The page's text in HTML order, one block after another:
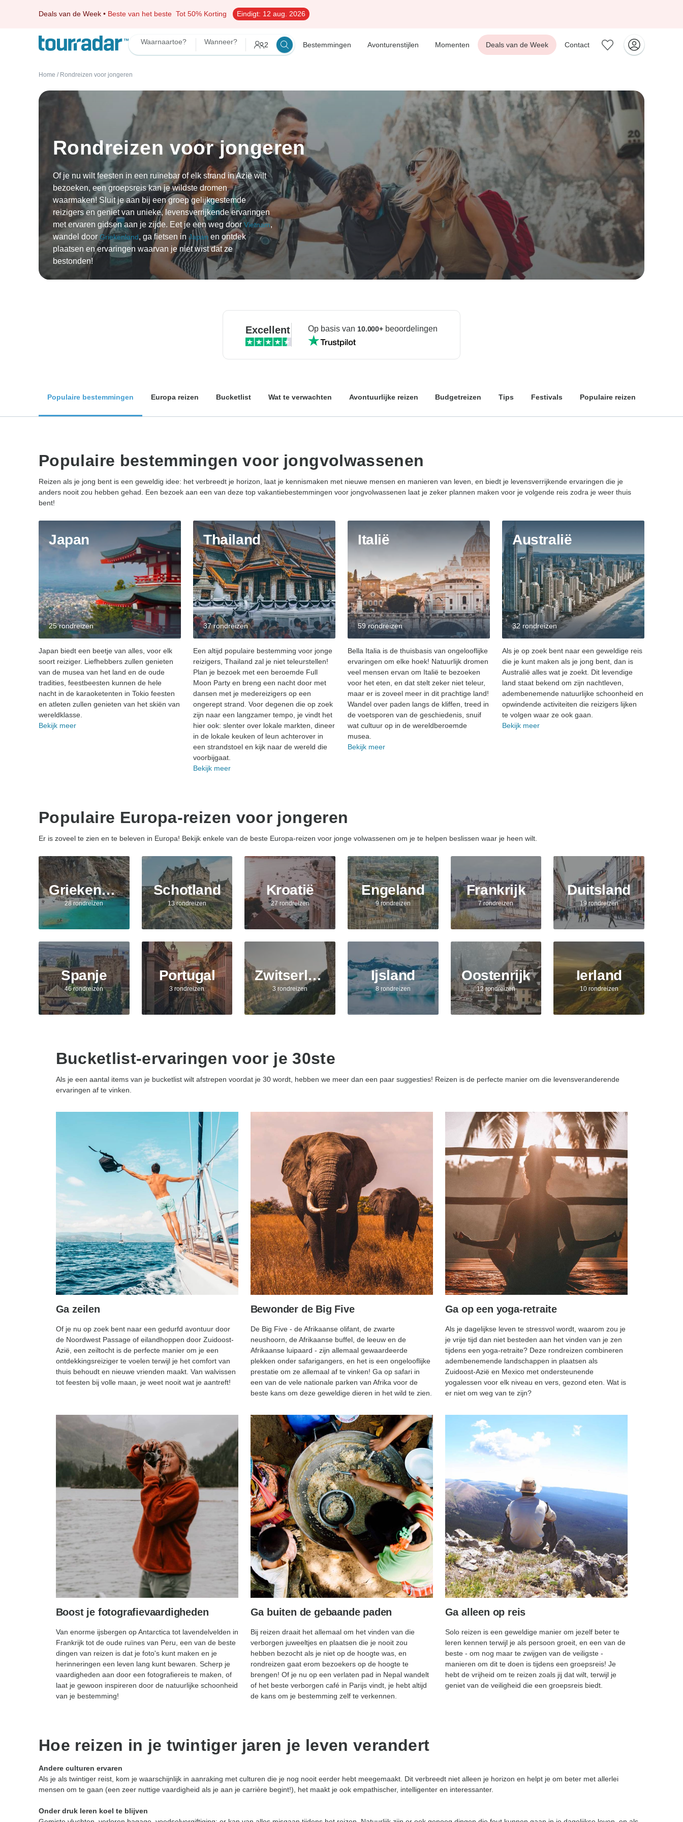
Deals van de Week • Beste van het beste Tot 50% Korting Eindigt: 12 aug. 2026
Waarnaartoe? Wanneer? 2 Bestemmingen Avonturenstijlen Momenten Deals van de Week Contact
Home / Rondreizen voor jongeren
Rondreizen voor jongeren
Of je nu wilt feesten in een ruïnebar of elk strand in Azië wilt
bezoeken, een groepsreis kan je wildste dromen
waarmaken! Sluit je aan bij een groep gelijkgestemde
reizigers en geniet van unieke, levensverrijkende ervaringen
met ervaren gidsen aan je zijde. Eet je een weg doorVietnam,
wandel door Griekenland, ga fietsen in Japanen ontdek
plaatsen en ervaringen waarvan je niet wist dat ze
bestonden!
Excellent Op basis van 10.000+ beoordelingen
Populaire bestemmingen Europa reizen Bucketlist Wat te verwachten Avontuurlijke reizen Budgetreizen Tips Festivals Populaire reizen
Populaire bestemmingen voor jongvolwassenen
Reizen als je jong bent is een geweldig idee: het verbreedt je horizon, laat je kennismaken met nieuwe mensen en manieren van leven, en biedt je levensverrijkende ervaringen die je
anders nooit zou hebben gehad. Een bezoek aan een van deze top vakantiebestemmingen voor jongvolwassenen laat je zeker plannen maken voor je volgende reis zodra je weer thuis
bent!
Japan
25 rondreizen
Japan biedt een beetje van alles, voor elk
soort reiziger. Liefhebbers zullen genieten
van de musea van het land en de oude
tradities, feestbeesten kunnen de hele
nacht in de karaoketenten in Tokio feesten
en atleten zullen genieten van het skiën van
wereldklasse.
Bekijk meer
Thailand
37 rondreizen
Een altijd populaire bestemming voor jonge
reizigers, Thailand zal je niet teleurstellen!
Plan je bezoek met een beroemde Full
Moon Party en breng een nacht door met
dansen met je medereizigers op een
ongerept strand. Voor degenen die op zoek
zijn naar een langzamer tempo, je vindt het
hier ook: slenter over lokale markten, dineer
in de lokale keuken of leun achterover in
een strandstoel en kijk naar de wereld die
voorbijgaat.
Bekijk meer
Italië
59 rondreizen
Bella Italia is de thuisbasis van ongelooflijke
ervaringen om elke hoek! Natuurlijk dromen
veel mensen ervan om Italië te bezoeken
voor het eten, en dat stelt zeker niet teleur,
maar er is zoveel meer in dit prachtige land!
Wandel over paden langs de kliffen, treed in
de voetsporen van de geschiedenis, snuif
wat cultuur op in de wereldberoemde
musea.
Bekijk meer
Australië
32 rondreizen
Als je op zoek bent naar een geweldige reis
die je kunt maken als je jong bent, dan is
Australië alles wat je zoekt. Dit levendige
land staat bekend om zijn nachtleven,
adembenemende natuurlijke schoonheid en
opwindende activiteiten die reizigers lijken
te volgen waar ze ook gaan.
Bekijk meer
Populaire Europa-reizen voor jongeren
Er is zoveel te zien en te beleven in Europa! Bekijk enkele van de beste Europa-reizen voor jonge volwassenen om je te helpen beslissen waar je heen wilt.
Griekenland
28 rondreizen
Schotland
13 rondreizen
Kroatië
27 rondreizen
Engeland
9 rondreizen
Frankrijk
7 rondreizen
Duitsland
19 rondreizen
Spanje
46 rondreizen
Portugal
3 rondreizen
Zwitserland
3 rondreizen
Ijsland
8 rondreizen
Oostenrijk
12 rondreizen
Ierland
10 rondreizen
Bucketlist-ervaringen voor je 30ste
Als je een aantal items van je bucketlist wilt afstrepen voordat je 30 wordt, hebben we meer dan een paar suggesties! Reizen is de perfecte manier om die levensveranderende
ervaringen af ​​te vinken.
Ga zeilen
Of je nu op zoek bent naar een gedurfd avontuur door
de Noordwest Passage of eilandhoppen door Zuidoost-
Azië, een zeiltocht is de perfecte manier om je een
ontdekkingsreiziger te voelen terwijl je het comfort van
thuis behoudt en nieuwe vrienden maakt. Van walvissen
tot feesten bij volle maan, je weet nooit wat je aantreft!
Bewonder de Big Five
De Big Five - de Afrikaanse olifant, de zwarte
neushoorn, de Afrikaanse buffel, de leeuw en de
Afrikaanse luipaard - zijn allemaal gewaardeerde
plekken onder safarigangers, en het is een ongelooflijke
prestatie om ze allemaal af te vinken! Ga op safari in
een van de vele nationale parken van Afrika voor de
beste kans om deze geweldige dieren in het wild te zien.
Ga op een yoga-retraite
Als je dagelijkse leven te stressvol wordt, waarom zou je
je vrije tijd dan niet besteden aan het vinden van je zen
tijdens een yoga-retraite? Deze rondreizen combineren
adembenemende landschappen in plaatsen als
Zuidoost-Azië en Mexico met ondersteunende
yogalessen voor elk niveau en vers, gezond eten. Wat is
er niet om weg van te zijn?
Boost je fotografievaardigheden
Van enorme ijsbergen op Antarctica tot lavendelvelden in
Frankrijk tot de oude ruïnes van Peru, een van de beste
dingen van reizen is dat je foto's kunt maken en je
herinneringen een leven lang kunt bewaren. Scherp je
vaardigheden aan door een fotografiereis te maken, of
laat je gewoon inspireren door de natuurlijke schoonheid
van je bestemming!
Ga buiten de gebaande paden
Bij reizen draait het allemaal om het vinden van die
verborgen juweeltjes en plaatsen die je nooit zou
hebben bezocht als je niet op de hoogte was, en
rondreizen gaat erom bezoekers op de hoogte te
brengen! Of je nu op een verlaten pad in Nepal wandelt
of het beste verborgen café in Parijs vindt, je hebt altijd
de kans om je bestemming zelf te verkennen.
Ga alleen op reis
Solo reizen is een geweldige manier om jezelf beter te
leren kennen terwijl je als persoon groeit, en een van de
beste - om nog maar te zwijgen van de veiligste -
manieren om dit te doen is tijdens een groepsreis! Je
hebt de vrijheid om te reizen zoals jij dat wilt, terwijl je
geniet van de veiligheid die een groepsreis biedt.
Hoe reizen in je twintiger jaren je leven verandert
Andere culturen ervaren
Als je als twintiger reist, kom je waarschijnlijk in aanraking met culturen die je nog nooit eerder hebt meegemaakt. Dit verbreedt niet alleen je horizon en helpt je om beter met allerlei
mensen om te gaan (een zeer nuttige vaardigheid als je aan je carrière begint!), het maakt je ook empathischer, intelligenter en interessanter.
Onder druk leren koel te blijven